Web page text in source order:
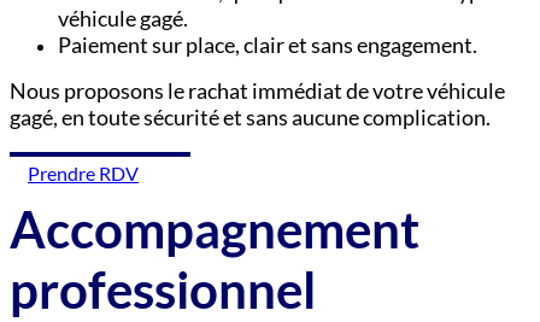
véhicule gagé.
Paiement sur place, clair et sans engagement.
Nous proposons le rachat immédiat de votre véhicule
gagé, en toute sécurité et sans aucune complication.
Prendre RDV
Accompagnement
professionnel